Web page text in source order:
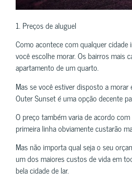
1. Preços de aluguel
Como acontece com qualquer
você escolhe morar. Os bairros mais
apartamento de um quarto.
Mas se você estiver disposto a
Outer Sunset é uma opção decente
O preço também varia de acordo
primeira linha obviamente custarão
Mas não importa qual seja o seu
um dos maiores custos de vida em
bela cidade de lar.